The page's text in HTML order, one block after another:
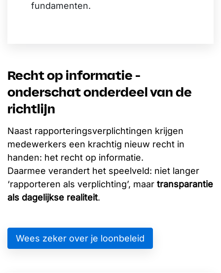
fundamenten.
Recht op informatie -
onderschat onderdeel van de
richtlijn
Naast rapporteringsverplichtingen krijgen
medewerkers een krachtig nieuw recht in
handen: het recht op informatie.
Daarmee verandert het speelveld: niet langer
‘rapporteren als verplichting’, maar transparantie
als dagelijkse realiteit.
Wees zeker over je loonbeleid